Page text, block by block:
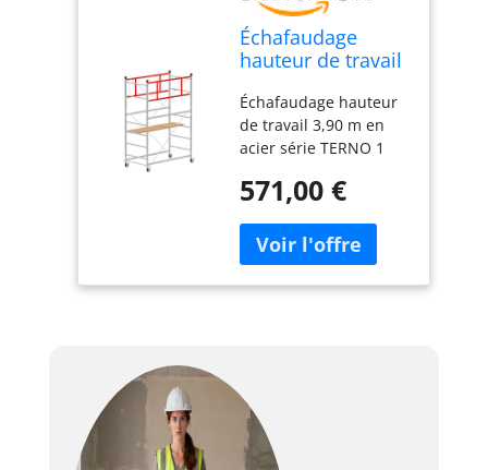
Échafaudage
hauteur de travail
série TERNO 1
Made en Italy |
SCEDIL
Échafaudage hauteur
de travail 3,90 m en
acier série TERNO 1
BUILDING_MATERIAL
571,00 €